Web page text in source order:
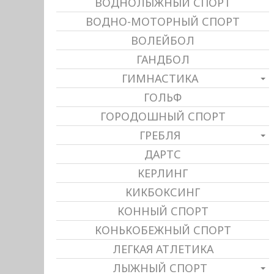
ВОДНО-МОТОРНЫЙ СПОРТ
ВОЛЕЙБОЛ
ГАНДБОЛ
ГИМНАСТИКА
ГОЛЬФ
ГОРОДОШНЫЙ СПОРТ
ГРЕБЛЯ
ДАРТС
КЕРЛИНГ
КИКБОКСИНГ
КОННЫЙ СПОРТ
КОНЬКОБЕЖНЫЙ СПОРТ
ЛЕГКАЯ АТЛЕТИКА
ЛЫЖНЫЙ СПОРТ